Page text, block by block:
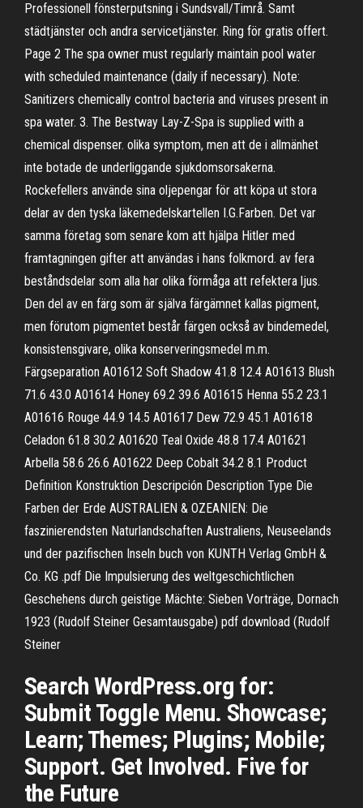
Professionell fönsterputsning i Sundsvall/Timrå. Samt
städtjänster och andra servicetjänster. Ring för gratis offert.
Page 2 The spa owner must regularly maintain pool water
with scheduled maintenance (daily if necessary). Note:
Sanitizers chemically control bacteria and viruses present in
spa water. 3. The Bestway Lay-Z-Spa is supplied with a
chemical dispenser. olika symptom, men att de i allmänhet
inte botade de underliggande sjukdomsorsakerna.
Rockefellers använde sina oljepengar för att köpa ut stora
delar av den tyska läkemedelskartellen I.G.Farben. Det var
samma företag som senare kom att hjälpa Hitler med
framtagningen gifter att användas i hans folkmord. av fera
beståndsdelar som alla har olika förmåga att refektera ljus.
Den del av en färg som är själva färgämnet kallas pigment,
men förutom pigmentet består färgen också av bindemedel,
konsistensgivare, olika konserveringsmedel m.m.
Färgseparation A01612 Soft Shadow 41.8 12.4 A01613 Blush
71.6 43.0 A01614 Honey 69.2 39.6 A01615 Henna 55.2 23.1
A01616 Rouge 44.9 14.5 A01617 Dew 72.9 45.1 A01618
Celadon 61.8 30.2 A01620 Teal Oxide 48.8 17.4 A01621
Arbella 58.6 26.6 A01622 Deep Cobalt 34.2 8.1 Product
Definition Konstruktion Descripción Description Type Die
Farben der Erde AUSTRALIEN & OZEANIEN: Die
faszinierendsten Naturlandschaften Australiens, Neuseelands
und der pazifischen Inseln buch von KUNTH Verlag GmbH &
Co. KG .pdf Die Impulsierung des weltgeschichtlichen
Geschehens durch geistige Mächte: Sieben Vorträge, Dornach
1923 (Rudolf Steiner Gesamtausgabe) pdf download (Rudolf
Steiner
Search WordPress.org for:
Submit Toggle Menu. Showcase;
Learn; Themes; Plugins; Mobile;
Support. Get Involved. Five for
the Future